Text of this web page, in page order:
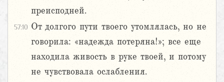
преисподней.
57:10 От долгого пути твоего утомлялась, но не
говорила: «надежда потеряна!»; все еще
находила живость в руке твоей, и потому
не чувствовала ослабления.